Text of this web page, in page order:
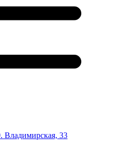
Владимирская, 33